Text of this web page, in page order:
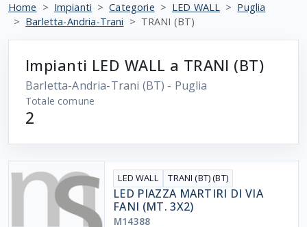
Home Impianti Categorie LED WALL
Puglia
Barletta-Andria-Trani
TRANI (BT)
Impianti LED WALL a TRANI (BT)
Barletta-Andria-Trani (BT) - Puglia
Totale comune
2
LED WALL TRANI (BT) (BT)
LED PIAZZA MARTIRI DI VIA
FANI (MT. 3X2)
M14388